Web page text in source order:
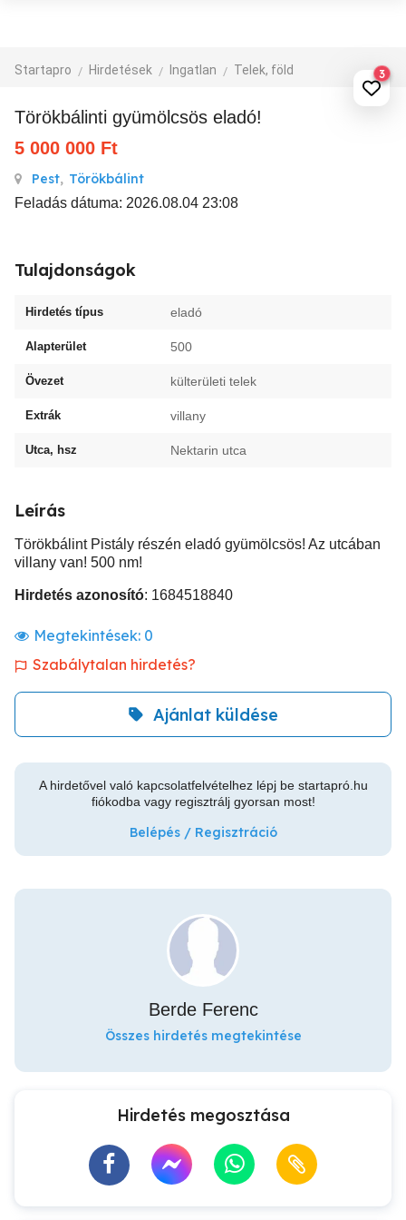
Startapro Hirdetések Ingatlan Telek, föld 3
Törökbálinti gyümölcsös eladó!
5 000 000 Ft
Pest, Törökbálint
Feladás dátuma: 2026.08.04 23:08
Tulajdonságok
Hirdetés típus eladó
Alapterület 500
Övezet külterületi telek
Extrák villany
Utca, hsz Nektarin utca
Leírás
Törökbálint Pistály részén eladó gyümölcsös! Az utcában
villany van! 500 nm!
Hirdetés azonosító: 1684518840
Megtekintések: 0
Szabálytalan hirdetés?
Ajánlat küldése
A hirdetővel való kapcsolatfelvételhez lépj be startapró.hu
fiókodba vagy regisztrálj gyorsan most!
Belépés / Regisztráció
Berde Ferenc
Összes hirdetés megtekintése
Hirdetés megosztása